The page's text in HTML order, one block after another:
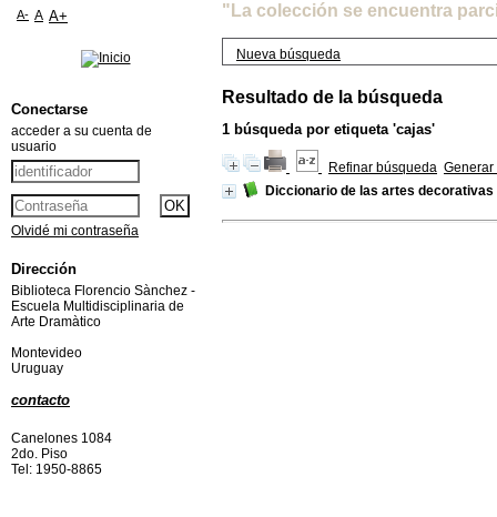
"La colección se encuentra
Nueva búsqueda
Resultado de la búsqueda
1 búsqueda por etiqueta 'cajas'
Refinar búsqueda Generar
Diccionario de las artes decorativas
A- A A+
Conectarse
acceder a su cuenta de
usuario
Olvidé mi contraseña
Dirección
Biblioteca Florencio Sànchez -
Escuela Multidisciplinaria de
Arte Dramàtico
Montevideo
Uruguay
contacto
Canelones 1084
2do. Piso
Tel: 1950-8865